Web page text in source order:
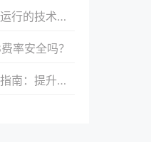
保障与优化措施
率安全吗？
效率的必备工具